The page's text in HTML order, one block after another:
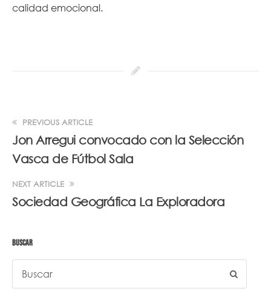
calidad emocional.
PREVIOUS ARTICLE
Jon Arregui convocado con la Selección
Vasca de Fútbol Sala
NEXT ARTICLE
Sociedad Geográfica La Exploradora
BUSCAR